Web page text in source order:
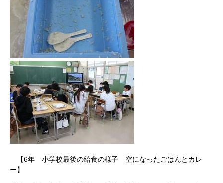
【6年 小学校最後の給食の様子 空になったごはんとカレ
ー】